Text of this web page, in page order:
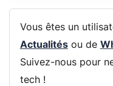
Vous êtes un
Actualitésou de
Suivez-nous pour
tech !